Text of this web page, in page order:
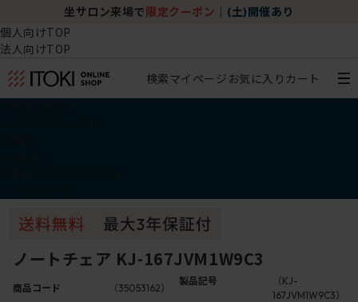
坐サロン来場で 限定クーポン (土)開催あり
個人向けTOP
法人向けTOP
検索マイページ お気に入り カート
ノートチェア KJ-167JVM1W9C3
商品コード （35053162）
製品記号
（KJ-
167JVM1W9C3）